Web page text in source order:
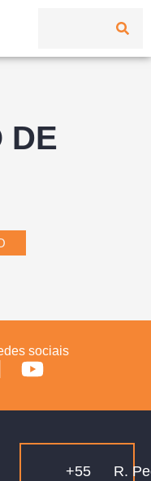
DE
sociais
+55
R.